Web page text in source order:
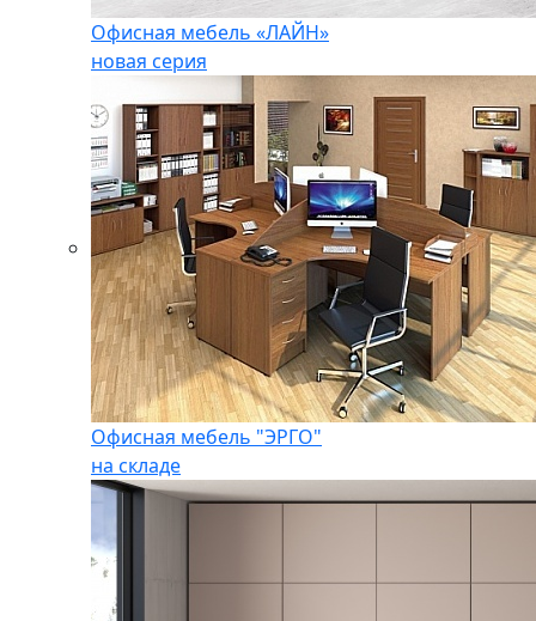
Офисная мебель «ЛАЙН»
новая серия
Офисная мебель "ЭРГО"
на складе